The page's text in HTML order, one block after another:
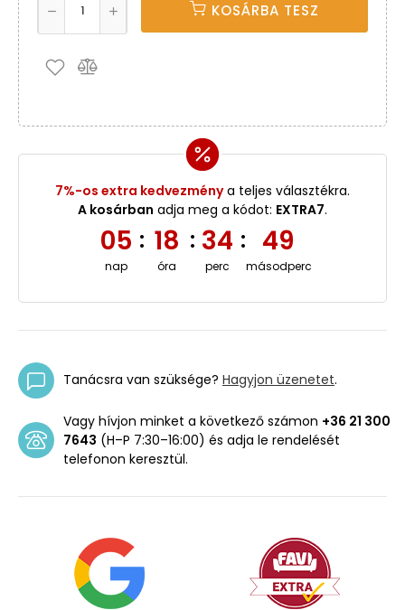
KOSÁRBA TESZ
7%-os extra kedvezménya teljes választékra.
A kosárban adja meg a kódot: EXTRA7.
05
nap
: 18
óra
: 34
perc
: 49
másodperc
Tanácsra van szüksége? Hagyjon üzenetet.
Vagy hívjon minket a következő számon +36 21 300
7643 (H–P 7:30–16:00) és adja le rendelését
telefonon keresztül.